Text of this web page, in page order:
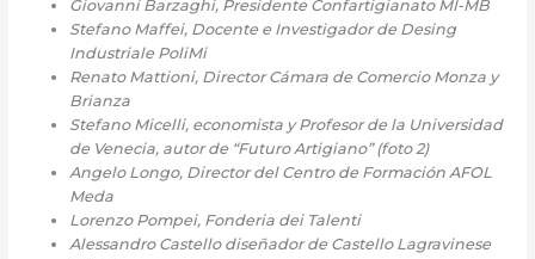
Giovanni Barzaghi, Presidente Confartigianato MI-MB
Stefano Maffei, Docente e Investigador de Desing
Industriale PoliMi
Renato Mattioni, Director Cámara de Comercio Monza y
Brianza
Stefano Micelli, economista y Profesor de la Universidad
de Venecia, autor de “Futuro Artigiano” (foto 2)
Angelo Longo, Director del Centro de Formación AFOL
Meda
Lorenzo Pompei, Fonderia dei Talenti
Alessandro Castello diseñador de Castello Lagravinese